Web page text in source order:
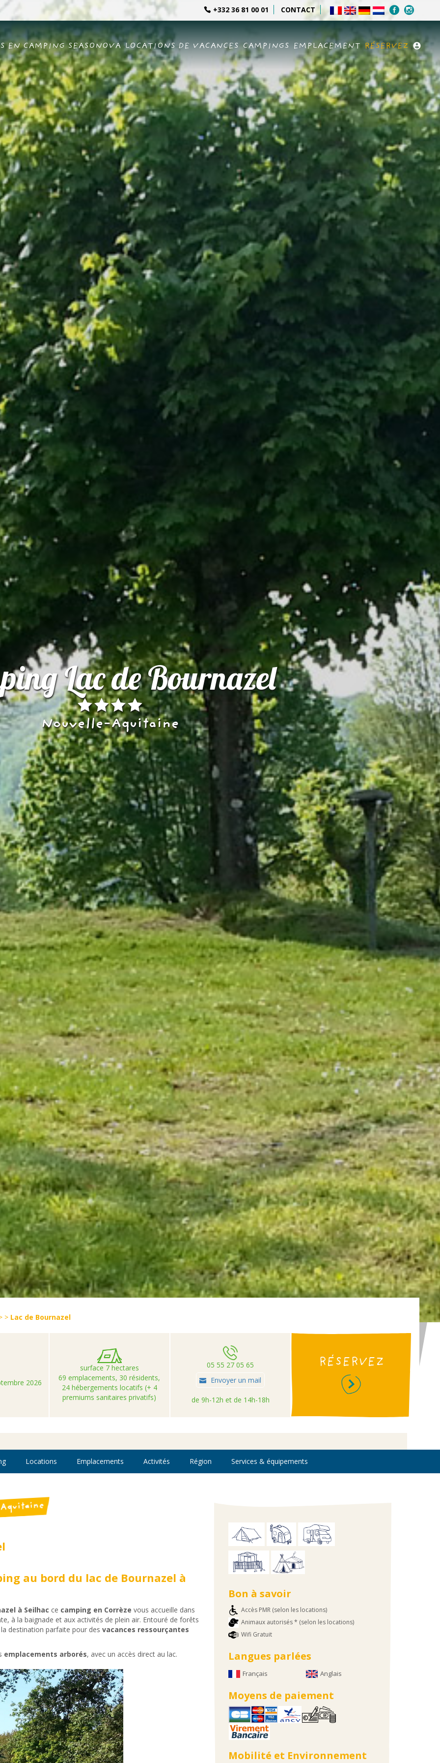
+332 36 81 00 01 CONTACT
EN CAMPING SEASONOVA LOCATIONS DE VACANCES CAMPINGS EMPLACEMENT RÉSERVEZ
Lac de Bournazel
Nouvelle-Aquitaine
> Lac de Bournazel
2026
surface 7 hectares
69 emplacements, 30 résidents,
24 hébergements locatifs (+ 4
premiums sanitaires privatifs)
05 55 27 05 65
Envoyer un mail
de 9h-12h et de 14h-18h
RÉSERVEZ
Locations Emplacements Activités Région Services & équipements
au bord du lac de Bournazel à
à Seilhac ce camping en Corrèze vous accueille dans
à la baignade et aux activités de plein air. Entouré de forêts
destination parfaite pour des vacances ressourçantes
emplacements arborés, avec un accès direct au lac.
Bon à savoir
Accès PMR (selon les locations)
Animaux autorisés * (selon les locations)
Wifi Gratuit
Langues parlées
Français Anglais
Moyens de paiement
Mobilité et Environnement